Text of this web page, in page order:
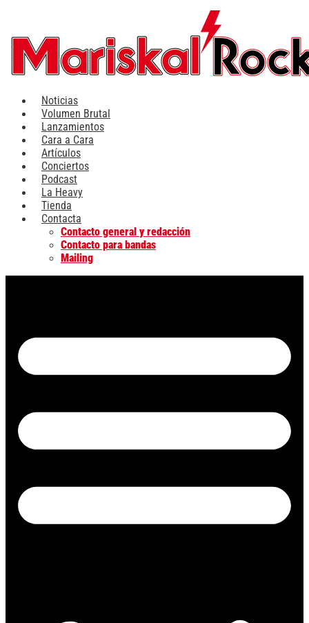
contenido
Noticias
Volumen Brutal
Lanzamientos
Cara a Cara
Artículos
Conciertos
Podcast
La Heavy
Tienda
Contacta
Contacto general y redacción
Contacto para bandas
Mailing